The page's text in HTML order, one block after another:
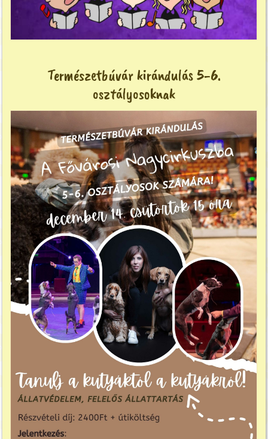
Természetbúvár kirándulás 5-6.
osztályosoknak